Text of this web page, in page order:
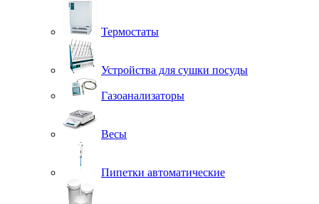
Термостаты
Устройства для сушки посуды
Газоанализаторы
Весы
Пипетки автоматические